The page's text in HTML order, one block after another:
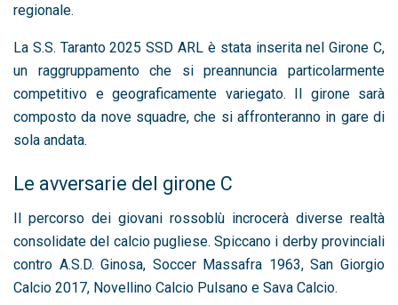
regionale.
La S.S. Taranto 2025 SSD ARL è stata inserita nel Girone C,
un raggruppamento che si preannuncia particolarmente
competitivo e geograficamente variegato. Il girone sarà
composto da nove squadre, che si affronteranno in gare di
sola andata.
Le avversarie del girone C
Il percorso dei giovani rossoblù incrocerà diverse realtà
consolidate del calcio pugliese. Spiccano i derby provinciali
contro A.S.D. Ginosa, Soccer Massafra 1963, San Giorgio
Calcio 2017, Novellino Calcio Pulsano e Sava Calcio.